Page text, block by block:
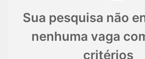
Sua pesquisa não
nenhuma vaga
critérios